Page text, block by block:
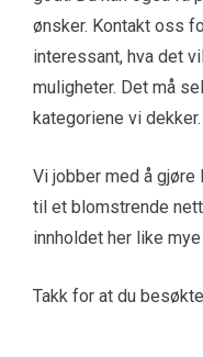
ønsker. Kontakt oss
interessant, hva det
muligheter. Det må
kategoriene vi dekker.
Vi jobber med å
til et blomstrende
innholdet her like
Takk for at du